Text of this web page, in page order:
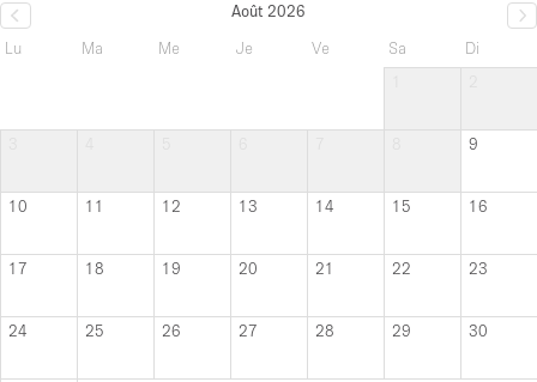
Août 2026
Lu
Ma Me Je Ve Sa
Di
9
10 11 12 13 14 15 16
17 18 19 20 21 22 23
24 25 26 27 28 29 30